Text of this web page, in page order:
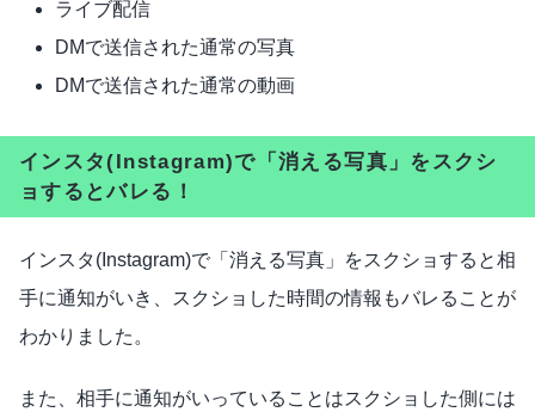
ライブ配信
DMで送信された通常の写真
DMで送信された通常の動画
インスタ(Instagram)で「消える写真」をスクシ
ョするとバレる！
インスタ(Instagram)で「消える写真」をスクショすると相
手に通知がいき、スクショした時間の情報もバレることが
わかりました。
また、相手に通知がいっていることはスクショした側には